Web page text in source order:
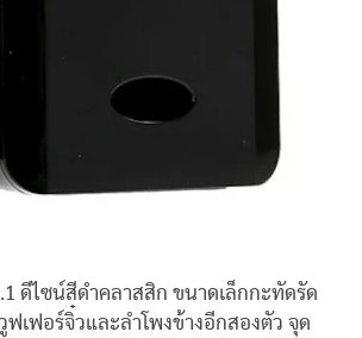
ดีไซน์สีดำคลาสสิก ขนาดเล็กกะทัดรัด
เฟอร์จิ๋วและลำโพงข้างอีกสองตัว จุด